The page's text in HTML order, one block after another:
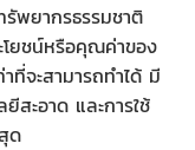
รัพยากรธรรมชาติ
โยชน์หรือคุณค่าของ
ที่จะสามารถทำได้ มี
สะอาด และการใช้
ด